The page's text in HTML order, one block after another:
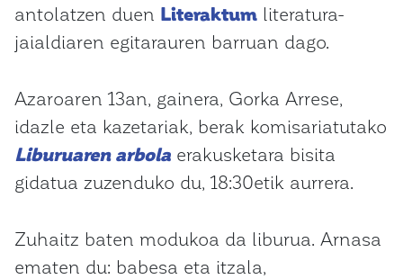
antolatzen duen Literaktum literatura-
jaialdiaren egitarauren barruan dago.
Azaroaren 13an, gainera, Gorka Arrese,
idazle eta kazetariak, berak komisariatutako
Liburuaren arbola erakusketara bisita
gidatua zuzenduko du, 18:30etik aurrera.
Zuhaitz baten modukoa da liburua. Arnasa
ematen du: babesa eta itzala,